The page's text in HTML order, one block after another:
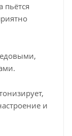
пьётся
и